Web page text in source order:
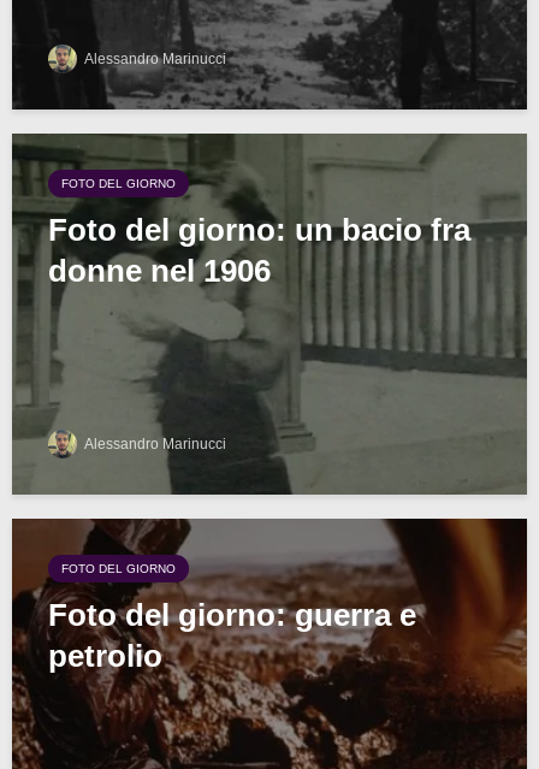
Alessandro Marinucci
FOTO DEL GIORNO
Foto del giorno: un bacio fra
donne nel 1906
Alessandro Marinucci
FOTO DEL GIORNO
Foto del giorno: guerra e
petrolio